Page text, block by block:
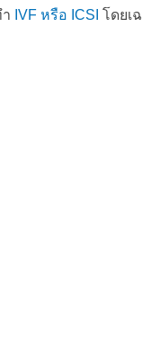
IVF หรือ ICSI โดยเ